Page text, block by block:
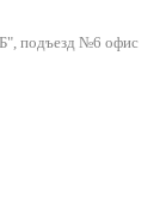
подъезд №6 офис